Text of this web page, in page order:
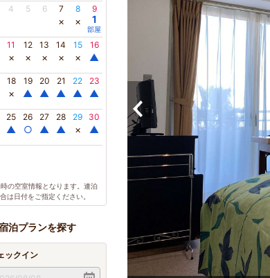
4 5 6 7
×
8
×
9
1
部屋
11
×
12
×
13
×
14
×
15
×
16
▲
18
×
19
▲
20
▲
21
▲
22
▲
23
▲
25
▲
26
○
27
▲
28
▲
29
×
30
▲
の空室情報となります。連泊
は日付をご指定ください。
泊プランを探す
ックイン